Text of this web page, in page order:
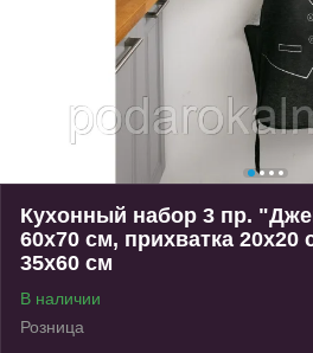
Кухонный набор 3 пр.
60х70 см, прихватка 20х20
35х60 см
В наличии
Розница